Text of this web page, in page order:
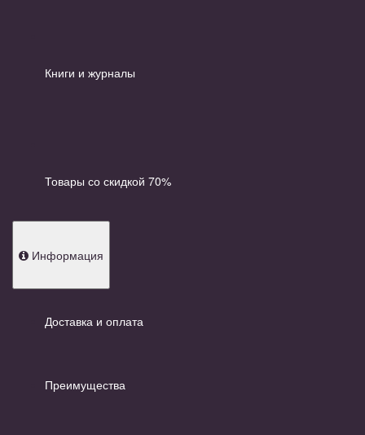
Книги и журналы
Товары со скидкой 70%
Информация
Доставка и оплата
Преимущества